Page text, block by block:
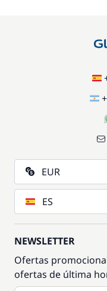
EUR
ES
NEWSLETTER
Ofertas
ofertas de última